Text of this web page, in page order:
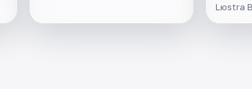
Lюstra